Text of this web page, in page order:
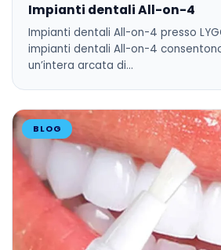
Impianti dentali All-on-4
Impianti dentali All-on-4 presso
impianti dentali All-on-4
un’intera arcata di…
BLOG